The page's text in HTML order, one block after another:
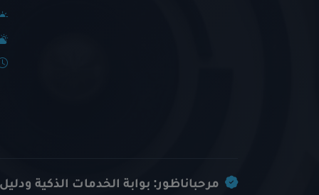
مرحباناظور: بوابة الخدمات الذكية